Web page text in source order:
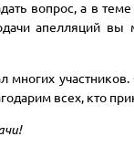
вопрос, а в
апелляций вы
многих
всех, кто